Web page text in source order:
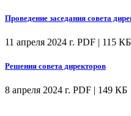
Проведение заседания совета
11 апреля 2024 г. PDF | 115 КБ
Решения совета директоров
8 апреля 2024 г. PDF | 149 КБ